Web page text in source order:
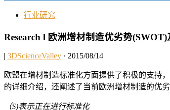
行业研究
Research l 欧洲增材制造优劣势
| 3DScienceValley · 2015/08/14
欧盟在增材制造标准化方面提供了积极的支持
的详细介绍，还阐述了当前欧洲增材制造的优
（S)表示正在进行标准化